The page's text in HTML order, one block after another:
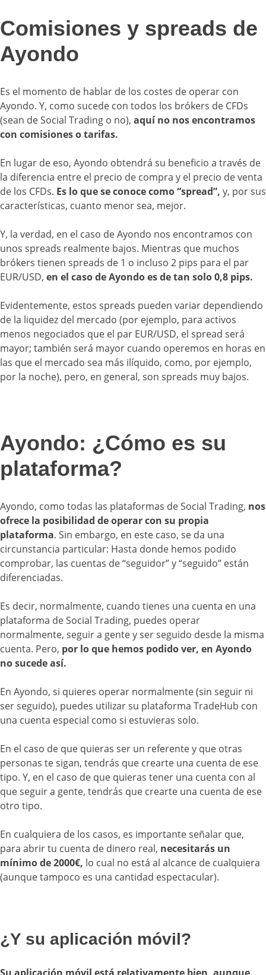
Comisiones y spreads de
Ayondo
Es el momento de hablar de los costes de operar con
Ayondo. Y, como sucede con todos los brókers de CFDs
(sean de Social Trading o no), aquí no nos encontramos
con comisiones o tarifas.
En lugar de eso, Ayondo obtendrá su beneficio a través de
la diferencia entre el precio de compra y el precio de venta
de los CFDs. Es lo que se conoce como “spread”, y, por sus
características, cuanto menor sea, mejor.
Y, la verdad, en el caso de Ayondo nos encontramos con
unos spreads realmente bajos. Mientras que muchos
brókers tienen spreads de 1 o incluso 2 pips para el par
EUR/USD, en el caso de Ayondo es de tan solo 0,8 pips.
Evidentemente, estos spreads pueden variar dependiendo
de la liquidez del mercado (por ejemplo, para activos
menos negociados que el par EUR/USD, el spread será
mayor; también será mayor cuando operemos en horas en
las que el mercado sea más ilíquido, como, por ejemplo,
por la noche), pero, en general, son spreads muy bajos.
Ayondo: ¿Cómo es su
plataforma?
Ayondo, como todas las plataformas de Social Trading, nos
ofrece la posibilidad de operar con su propia
plataforma. Sin embargo, en este caso, se da una
circunstancia particular: Hasta donde hemos podido
comprobar, las cuentas de “seguidor” y “seguido” están
diferenciadas.
Es decir, normalmente, cuando tienes una cuenta en una
plataforma de Social Trading, puedes operar
normalmente, seguir a gente y ser seguido desde la misma
cuenta. Pero, por lo que hemos podido ver, en Ayondo
no sucede así.
En Ayondo, si quieres operar normalmente (sin seguir ni
ser seguido), puedes utilizar su plataforma TradeHub con
una cuenta especial como si estuvieras solo.
En el caso de que quieras ser un referente y que otras
personas te sigan, tendrás que crearte una cuenta de ese
tipo. Y, en el caso de que quieras tener una cuenta con al
que seguir a gente, tendrás que crearte una cuenta de ese
otro tipo.
En cualquiera de los casos, es importante señalar que,
para abrir tu cuenta de dinero real, necesitarás un
mínimo de 2000€, lo cual no está al alcance de cualquiera
(aunque tampoco es una cantidad espectacular).
¿Y su aplicación móvil?
Su aplicación móvil está relativamente bien, aunque